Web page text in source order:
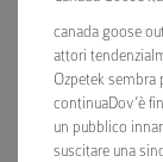
canada goose
attori
Ozpetek sembra
continuaDov’è
un pubblico
suscitare una